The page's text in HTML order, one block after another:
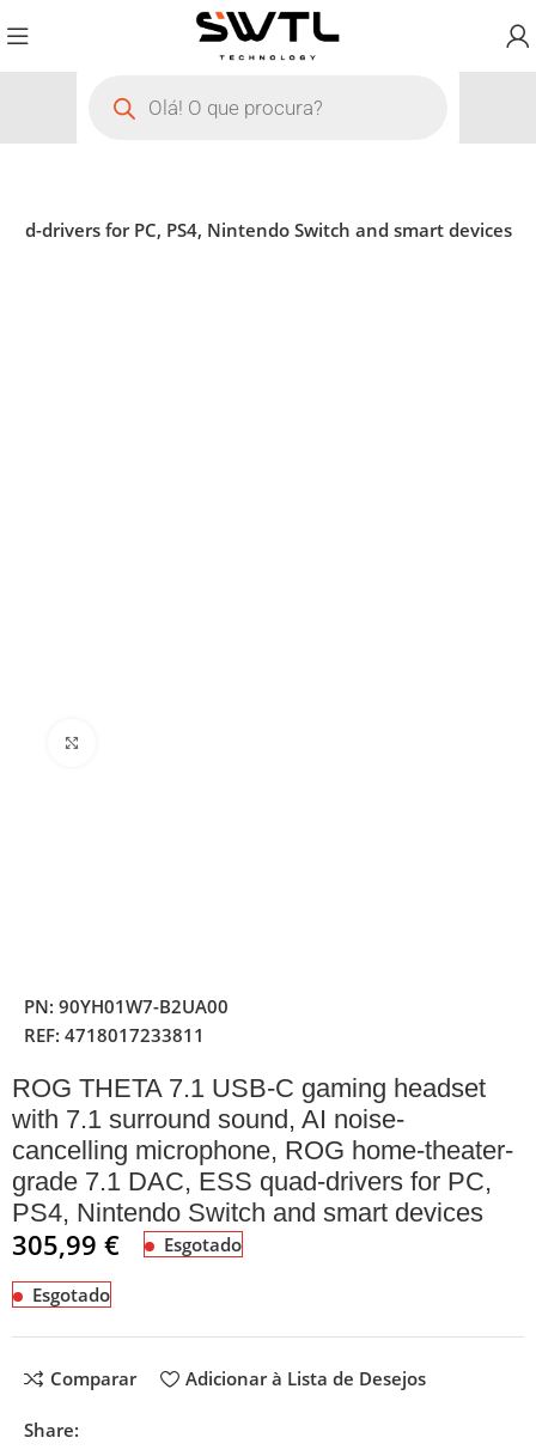
drivers for PC, PS4, Nintendo Switch and smart devices
PN:90YH01W7-B2UA00
REF:4718017233811
ROG THETA 7.1 USB-C gaming headset
with 7.1 surround sound, AI noise-
cancelling microphone, ROG home-theater-
grade 7.1 DAC, ESS quad-drivers for PC,
PS4, Nintendo Switch and smart devices
305,99€ Esgotado
Esgotado
Comparar Adicionar à Lista de Desejos
Share: